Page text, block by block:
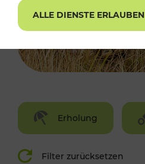
Erholung
Filter zurücksetzen
ALLE DIENSTE ERLAUBEN